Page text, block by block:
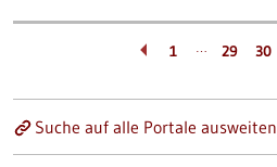
1 … 29 30
Suche auf alle Portale ausweiten